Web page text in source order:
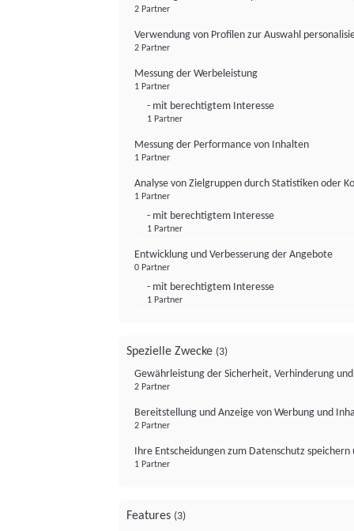
2 Partner
Verwendung von Profilen zur Auswahl
2 Partner
Messung der Werbeleistung
1 Partner
- mit berechtigtem Interesse
1 Partner
Messung der Performance von Inhalten
1 Partner
Analyse von Zielgruppen durch Statistiken oder
1 Partner
- mit berechtigtem Interesse
1 Partner
Entwicklung und Verbesserung der Angebote
0 Partner
- mit berechtigtem Interesse
1 Partner
Spezielle Zwecke (3)
Gewährleistung der Sicherheit, Verhinderung
2 Partner
Bereitstellung und Anzeige von Werbung und
2 Partner
Ihre Entscheidungen zum Datenschutz
1 Partner
Features (3)